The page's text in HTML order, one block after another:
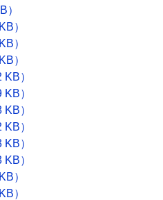
）
）
）
）
）
）
）
）
）
）
）